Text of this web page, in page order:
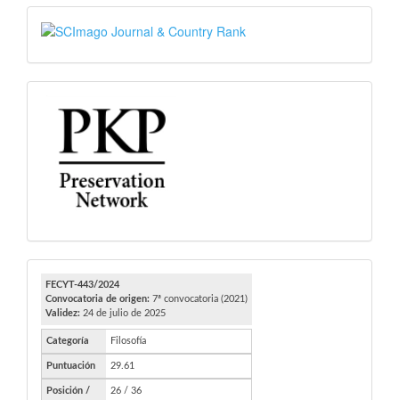
SJR
PKP
FECYT